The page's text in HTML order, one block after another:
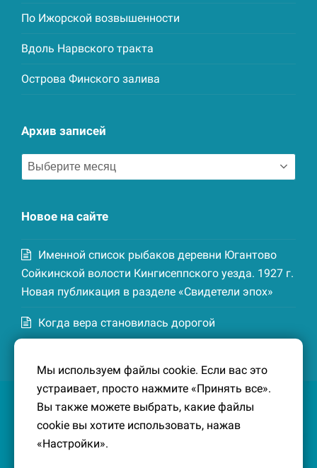
По Ижорской возвышенности
Вдоль Нарвского тракта
Острова Финского залива
Архив записей
Архив
записей
Новое на сайте
Именной список рыбаков деревни Югантово
Сойкинской волости Кингисеппского уезда. 1927 г.
Новая публикация в разделе «Свидетели эпох»
Когда вера становилась дорогой
Котельской волости Кингисеппского уезда. 1926-
27 гг. Новая публикация в разделе «Свидетели
эпох»
Мы используем файлы cookie. Если вас это
устраивает, просто нажмите «Принять все».
Вы также можете выбрать, какие файлы
cookie вы хотите использовать, нажав
«Настройки».